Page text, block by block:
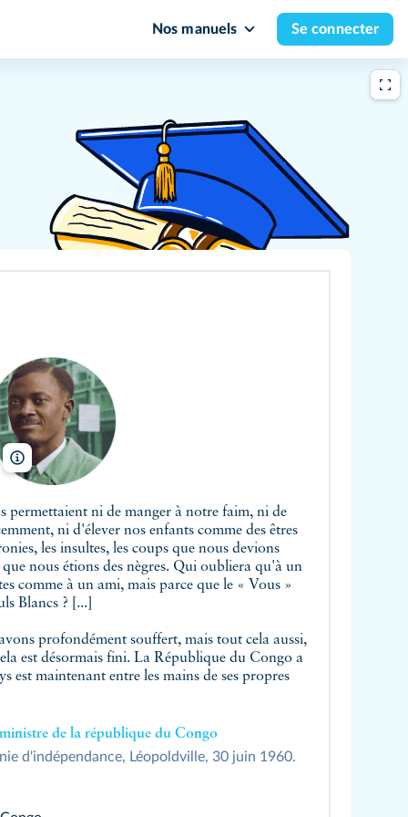
Nos manuels Se connecter
Emijrp/Wikimedia
permettaient ni de manger à notre faim, ni de
»
Blancs ? [...]
souffert, mais tout cela aussi,
les mains de ses propres
de la république du Congo
d'indépendance, Léopoldville, 30 juin 1960.